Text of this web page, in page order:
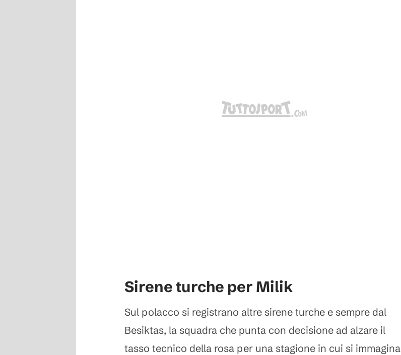
Sirene turche per Milik
Sul polacco si registrano altre sirene turche e sempre dal
Besiktas, la squadra che punta con decisione ad alzare il
tasso tecnico della rosa per una stagione in cui si immagina